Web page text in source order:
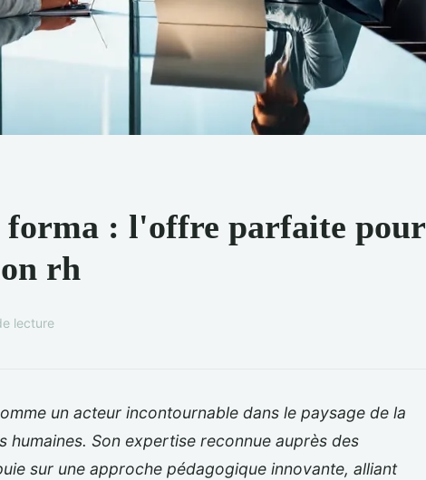
forma : l'offre parfaite pour
rh
lecture
un acteur incontournable dans le paysage de la
humaines. Son expertise reconnue auprès des
sur une approche pédagogique innovante, alliant